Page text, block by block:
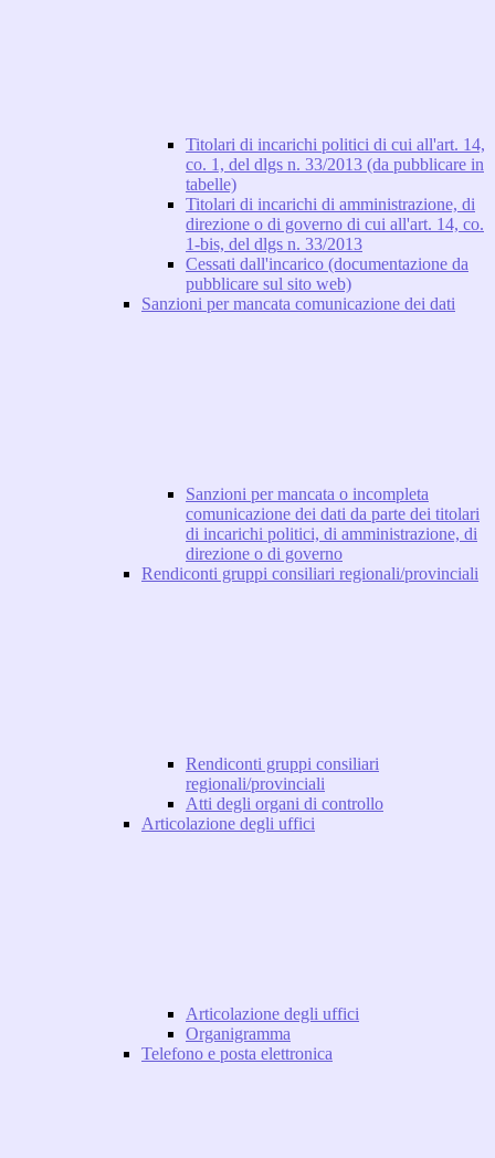
Titolari di incarichi politici di cui all'art. 14,
co. 1, del dlgs n. 33/2013 (da pubblicare in
tabelle)
Titolari di incarichi di amministrazione, di
direzione o di governo di cui all'art. 14, co.
1-bis, del dlgs n. 33/2013
Cessati dall'incarico (documentazione da
pubblicare sul sito web)
Sanzioni per mancata comunicazione dei dati
Sanzioni per mancata o incompleta
comunicazione dei dati da parte dei titolari
di incarichi politici, di amministrazione, di
direzione o di governo
Rendiconti gruppi consiliari regionali/provinciali
Rendiconti gruppi consiliari
regionali/provinciali
Atti degli organi di controllo
Articolazione degli uffici
Articolazione degli uffici
Organigramma
Telefono e posta elettronica